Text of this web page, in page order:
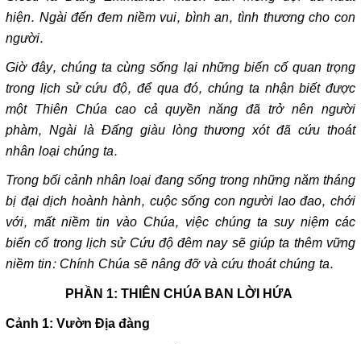
hiện. Ngài đến đem niềm vui, bình an, tình thương cho con
người.
Giờ đây, chúng ta cùng sống lại những biến cố quan trọng
trong lịch sử cứu độ, để qua đó, chúng ta nhận biết được
một Thiên Chúa cao cả quyền năng đã trở nên người
phàm, Ngài là Đấng giàu lòng thương xót đã cứu thoát
nhân loại chúng ta.
Trong bối cảnh nhân loại đang sống trong những năm tháng
bị đại dịch hoành hành, cuộc sống con người lao đao, chới
với, mất niềm tin vào Chúa, việc chúng ta suy niệm các
biến cố trong lịch sử Cứu độ đêm nay sẽ giúp ta thêm vững
niềm tin: Chính Chúa sẽ nâng đỡ và cứu thoát chúng ta.
PHẦN 1: THIÊN CHÚA BAN LỜI HỨA
Cảnh 1: Vườn Địa đàng